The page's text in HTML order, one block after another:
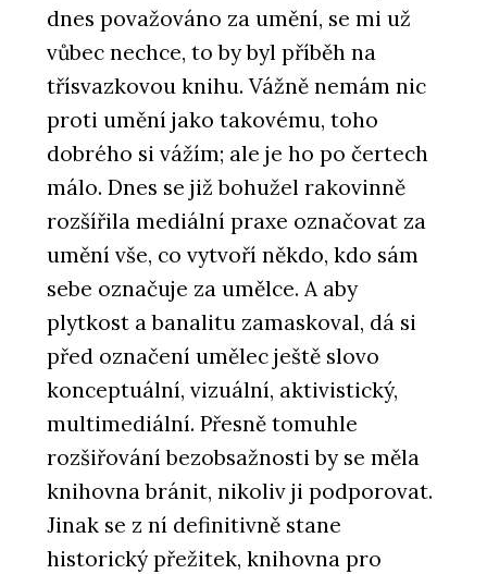
dnes považováno za umění, se mi už
vůbec nechce, to by byl příběh na
třísvazkovou knihu. Vážně nemám nic
proti umění jako takovému, toho
dobrého si vážím; ale je ho po čertech
málo. Dnes se již bohužel rakovinně
rozšířila mediální praxe označovat za
umění vše, co vytvoří někdo, kdo sám
sebe označuje za umělce. A aby
plytkost a banalitu zamaskoval, dá si
před označení umělec ještě slovo
konceptuální, vizuální, aktivistický,
multimediální. Přesně tomuhle
rozšiřování bezobsažnosti by se měla
knihovna bránit, nikoliv ji podporovat.
Jinak se z ní definitivně stane
historický přežitek, knihovna pro